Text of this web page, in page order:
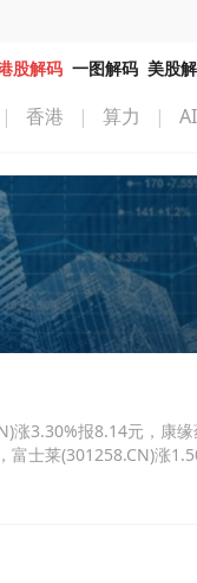
股解码 一图解码 美股
| 香港 | 算力 | AI
涨3.30%报8.14元，康
士莱(301258.CN)涨